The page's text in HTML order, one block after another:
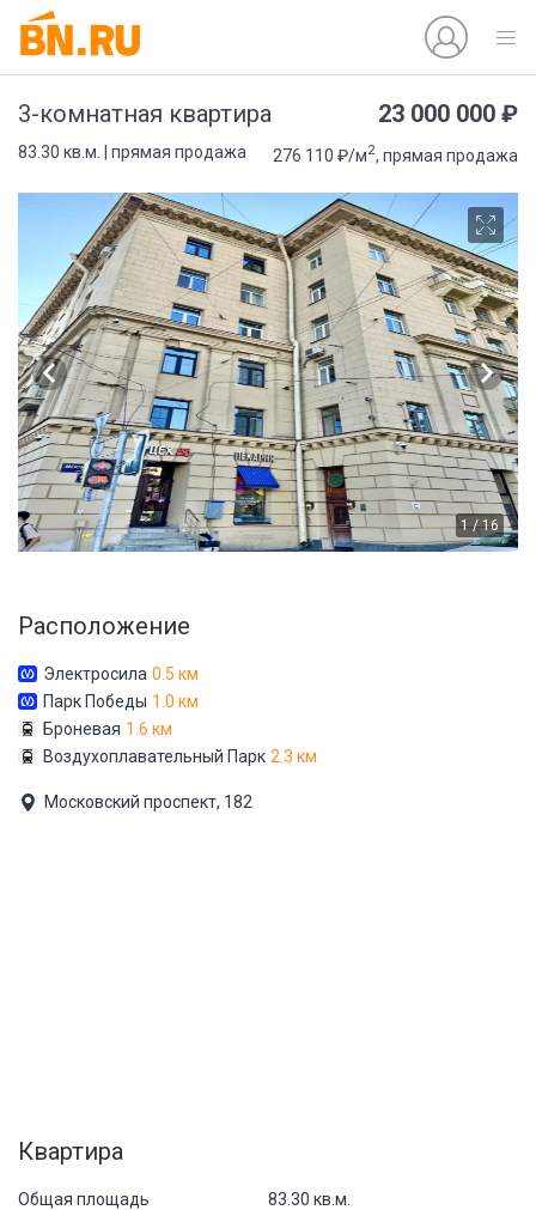
3-комнатная квартира 23 000 000 ₽
83.30 кв.м. | прямая продажа 276 110 ₽/м2, прямая продажа
1 / 16
Расположение
Электросила 0.5 км
Парк Победы 1.0 км
Броневая 1.6 км
Воздухоплавательный Парк 2.3 км
Московский проспект, 182
Квартира
Общая площадь 83.30 кв.м.